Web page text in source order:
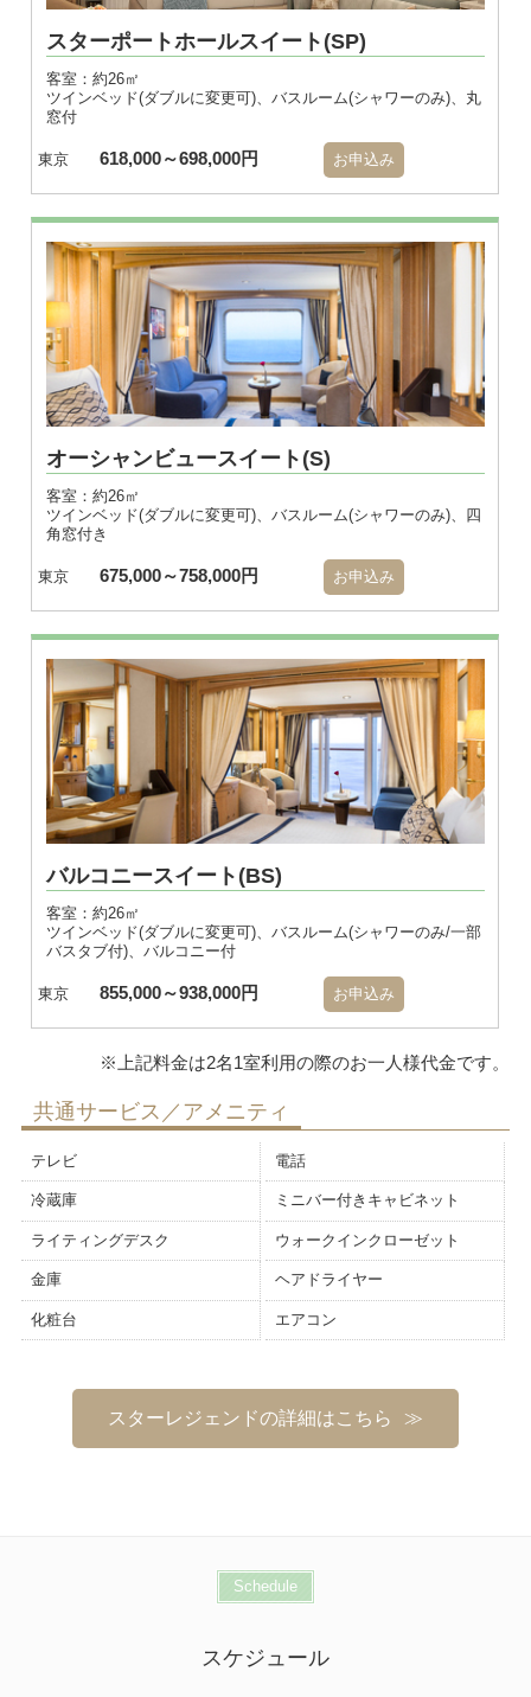
スターポートホールスイート(SP)
客室：約26㎡
ツインベッド(ダブルに変更可)、バスルーム(シャワーのみ)、丸
窓付
東京 618,000～698,000円 お申込み
オーシャンビュースイート(S)
客室：約26㎡
ツインベッド(ダブルに変更可)、バスルーム(シャワーのみ)、四
角窓付き
東京 675,000～758,000円 お申込み
バルコニースイート(BS)
客室：約26㎡
ツインベッド(ダブルに変更可)、バスルーム(シャワーのみ/一部
バスタブ付)、バルコニー付
東京 855,000～938,000円 お申込み
共通サービス／アメニティ
テレビ 電話
冷蔵庫 ミニバー付きキャビネット
ライティングデスク ウォークインクローゼット
金庫 ヘアドライヤー
化粧台 エアコン
スターレジェンドの詳細はこちら
Schedule
スケジュール